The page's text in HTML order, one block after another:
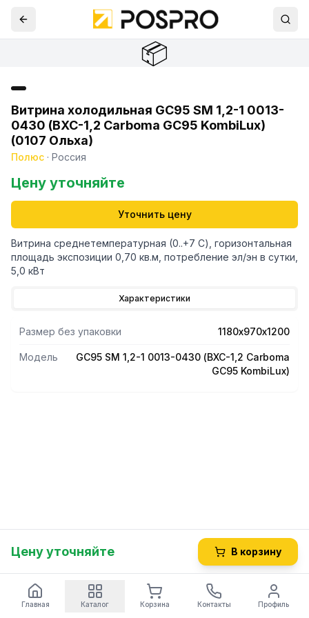
📦
Витрина холодильная GC95 SM 1,2-1 0013-
0430 (ВХС-1,2 Carboma GC95 KombiLux)
(0107 Ольха)
Полюс · Россия
Цену уточняйте
Уточнить цену
Витрина среднетемпературная (0..+7 С), горизонтальная
площадь экспозиции 0,70 кв.м, потребление эл/эн в сутки,
5,0 кВт
Характеристики
Размер без упаковки 1180х970х1200
Модель
GC95 SM 1,2-1 0013-0430 (ВХС-1,2 Carboma
GC95 KombiLux)
Цену уточняйте В корзину
Главная Каталог Корзина Контакты Профиль